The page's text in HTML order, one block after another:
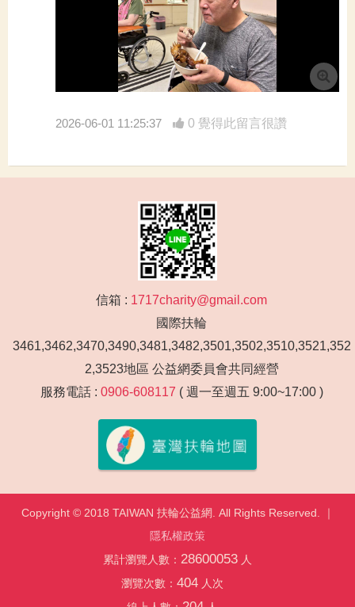
2026-06-01 11:25:37 0 覺得此留言很讚
信箱 : 1717charity@gmail.com
國際扶輪
3461,3462,3470,3490,3481,3482,3501,3502,3510,3521,352
2,3523地區 公益網委員會共同經營
服務電話 : 0906-608117 ( 週一至週五 9:00~17:00 )
Copyright © 2018 TAIWAN 扶輪公益網. All Rights Reserved. ｜
隱私權政策
累計瀏覽人數： 28600053 人
瀏覽次數： 404人次